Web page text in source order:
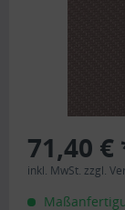
71,40 €
inkl. MwSt. zzgl.